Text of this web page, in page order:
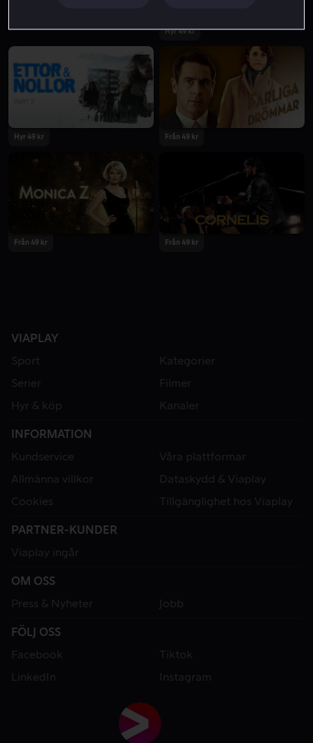
Hyr 49 kr
Hyr 49 kr Från 49 kr
Från 49 kr Från 49 kr
VIAPLAY
Sport
Kategorier
Serier
Filmer
Hyr & köp
Kanaler
INFORMATION
Kundservice
Våra plattformar
Allmänna villkor
Dataskydd & Viaplay
Cookies
Tillgänglighet hos Viaplay
PARTNER-KUNDER
Viaplay ingår
OM OSS
Press & Nyheter
Jobb
FÖLJ OSS
Facebook
Tiktok
LinkedIn
Instagram